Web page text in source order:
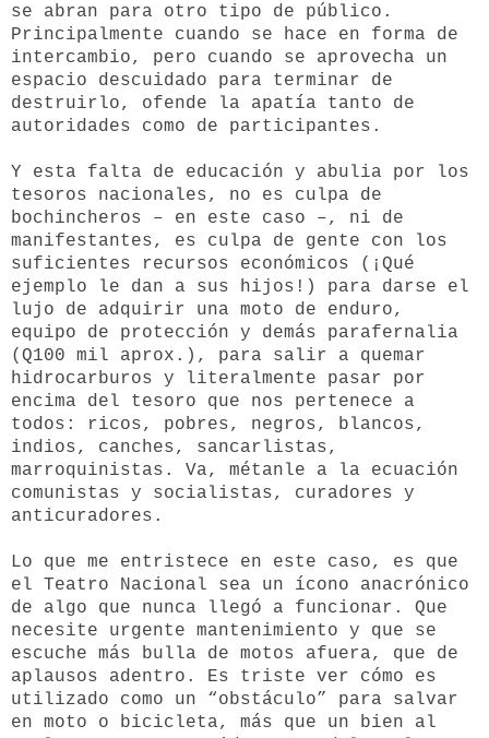
se abran para otro tipo de público.
Principalmente cuando se hace en forma de
intercambio, pero cuando se aprovecha un
espacio descuidado para terminar de
destruirlo, ofende la apatía tanto de
autoridades como de participantes.
Y esta falta de educación y abulia por los
tesoros nacionales, no es culpa de
bochincheros – en este caso –, ni de
manifestantes, es culpa de gente con los
suficientes recursos económicos (¡Qué
ejemplo le dan a sus hijos!) para darse el
lujo de adquirir una moto de enduro,
equipo de protección y demás parafernalia
(Q100 mil aprox.), para salir a quemar
hidrocarburos y literalmente pasar por
encima del tesoro que nos pertenece a
todos: ricos, pobres, negros, blancos,
indios, canches, sancarlistas,
marroquinistas. Va, métanle a la ecuación
comunistas y socialistas, curadores y
anticuradores.
Lo que me entristece en este caso, es que
el Teatro Nacional sea un ícono anacrónico
de algo que nunca llegó a funcionar. Que
necesite urgente mantenimiento y que se
escuche más bulla de motos afuera, que de
aplausos adentro. Es triste ver cómo es
utilizado como un “obstáculo” para salvar
en moto o bicicleta, más que un bien al